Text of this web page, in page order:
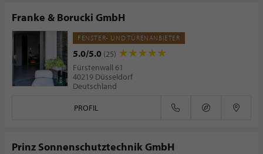
Franke & Borucki GmbH
FENSTER- UND TÜRENANBIETER
5.0/5.0 (25)
Fürstenwall 61
40219 Düsseldorf
Deutschland
PROFIL
Prinz Sonnenschutztechnik GmbH